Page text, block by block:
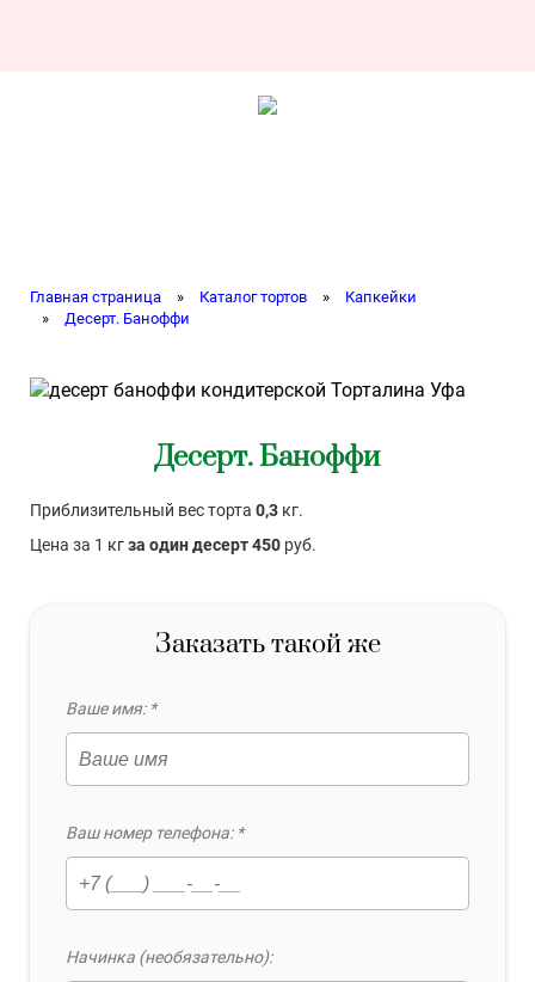
Главная страница » Каталог тортов »
Капкейки
»
Десерт. Баноффи
Десерт. Баноффи
Приблизительный вес торта 0,3 кг.
Цена за 1 кгза один десерт 450 руб.
Заказать такой же
Ваше имя: *
Ваш номер телефона: *
Начинка (необязательно):